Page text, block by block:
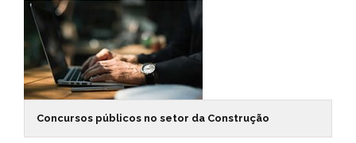
Concursos públicos no setor da Construção